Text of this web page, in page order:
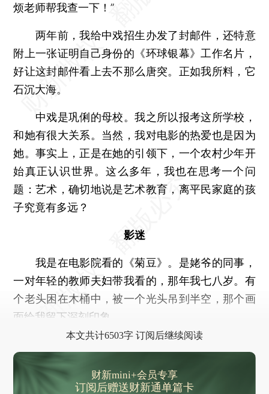
烦老师帮我查一下！”
两年前，我给中戏招生办发了封邮件，还特意
附上一张证明自己身份的《环球银幕》工作名片，
好让这封邮件看上去不那么唐突。正如我所料，它
石沉大海。
中戏是巩俐的母校。我之所以报考这所学校，
和她有很大关系。当然，我对电影的热爱也是因为
她。事实上，正是在她的引领下，一个农村少年开
始真正认识世界。这么多年，我也在思考一个问
题：艺术，确切地说是艺术教育，离平民家庭的孩
子究竟有多远？
影迷
我是在电影院看的《菊豆》。是姥爷的同事，
一对年轻的教师夫妇带我看的，那年我七八岁。有
个老头困在木桶中，被一个光头吊到半空，那个画
面给我留下深刻印象。
本文共计6503字 订阅后继续阅读
财新mini+会员专享
订阅后赠送财新通单篇卡